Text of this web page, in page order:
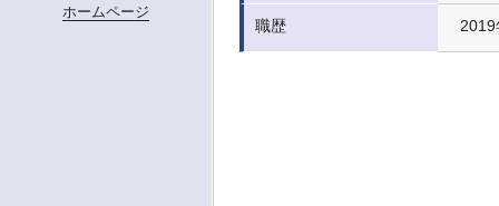
ホームページ
職歴